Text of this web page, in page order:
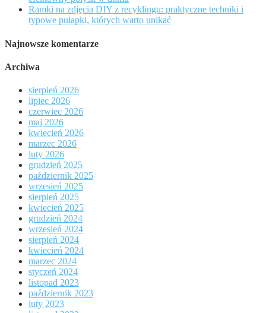
Ramki na zdjęcia DIY z recyklingu: praktyczne techniki i
typowe pułapki, których warto unikać
Najnowsze komentarze
Archiwa
sierpień 2026
lipiec 2026
czerwiec 2026
maj 2026
kwiecień 2026
marzec 2026
luty 2026
grudzień 2025
październik 2025
wrzesień 2025
sierpień 2025
kwiecień 2025
grudzień 2024
wrzesień 2024
sierpień 2024
kwiecień 2024
marzec 2024
styczeń 2024
listopad 2023
październik 2023
luty 2023